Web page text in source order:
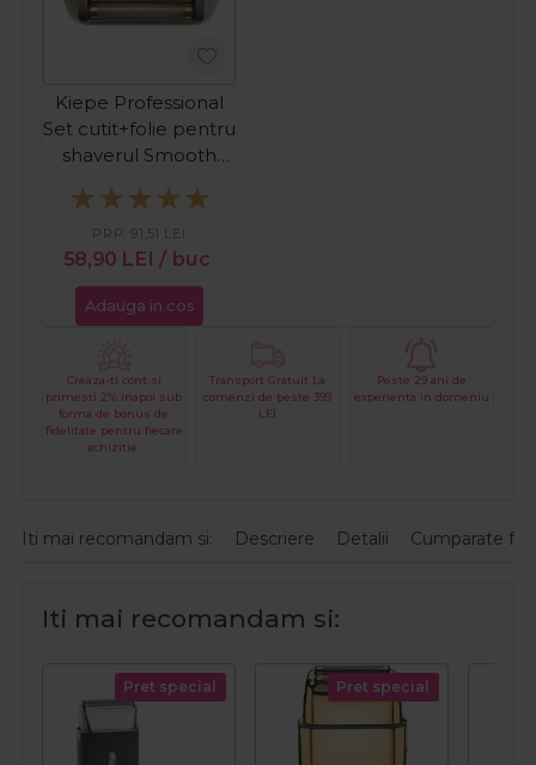
Kiepe Professional
Set cutit+folie pentru
shaverul Smooth
58,90 LEI / buc
PRP: 91,51 LEI
Adauga in cos
Creaza-ti cont si
primesti 2% inapoi sub
forma de bonus de
fidelitate pentru fiecare
achizitie.
Transport Gratuit La
comenzi de peste 399
LEI
Peste 29 ani de
experienta in domeniu
Iti mai recomandam si: Descriere Detalii Cumparate
Iti mai recomandam si:
Pret special Pret special